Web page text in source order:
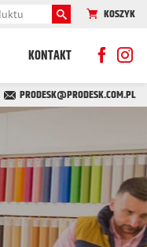
KOSZYK
KONTAKT
PRODESK@PRODESK.COM.PL